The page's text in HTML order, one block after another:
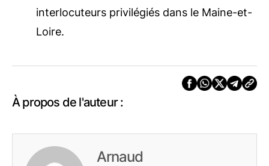
interlocuteurs privilégiés dans le Maine-et-
Loire.
À propos de l'auteur :
Arnaud